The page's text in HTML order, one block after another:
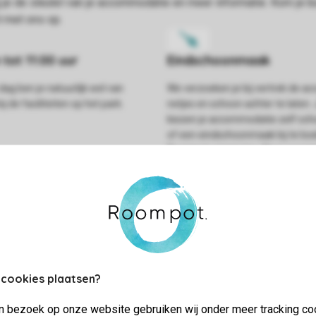
plaatsen?
bezoek op onze website gebruiken wij onder meer tracking
ben je natuurlijk wel van
de faciliteiten op het park.
We verzoeken je bij vertrek de
netjes en schoon achter te
kiezen je accommodatie zelf
of een eindschoonmaak bij te
gebreken is aangetroffen, wordt
binnen tien dagen teruggestort.